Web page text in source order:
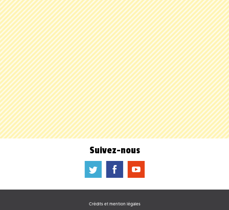
Suivez-nous
a b f
Crédits et mention légales